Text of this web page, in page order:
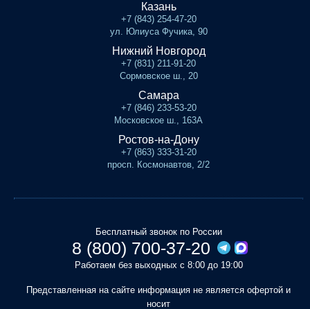
Казань
+7 (843) 254-47-20
ул. Юлиуса Фучика, 90
Нижний Новгород
+7 (831) 211-91-20
Сормовское ш., 20
Самара
+7 (846) 233-53-20
Московское ш., 163А
Ростов-на-Дону
+7 (863) 333-31-20
просп. Космонавтов, 2/2
Бесплатный звонок по России
8 (800) 700-37-20
Работаем без выходных с 8:00 до 19:00
Представленная на сайте информация не является офертой и
носит